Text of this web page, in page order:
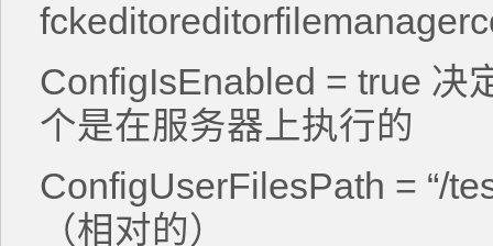
ConfigIsEnabled = true 决
个是在服务器上执行的
ConfigUserFilesPath = “/
（相对的）